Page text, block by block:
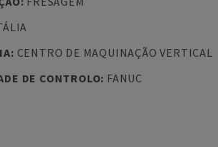
: CENTRO DE MAQUINAÇÃO VERTICAL
DE CONTROLO: FANUC